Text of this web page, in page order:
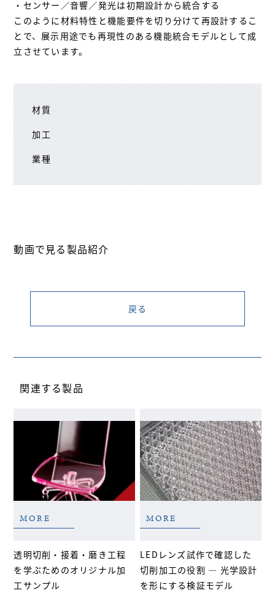
・センサー／音響／発光は初期設計から統合する
このように材料特性と機能要件を切り分けて再設計するこ
とで、展示用途でも再現性のある機能統合モデルとして成
立させています。
材質
加工
業種
動画で見る製品紹介
戻る
関連する製品
MORE
透明切削・接着・磨き工程
を学ぶためのオリジナル加
工サンプル
MORE
LEDレンズ試作で確認した
切削加工の役割 ― 光学設計
を形にする検証モデル